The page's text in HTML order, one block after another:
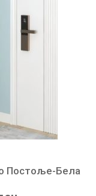
Постоље-Бела